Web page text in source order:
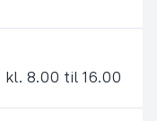
kl. 8.00 til 16.00